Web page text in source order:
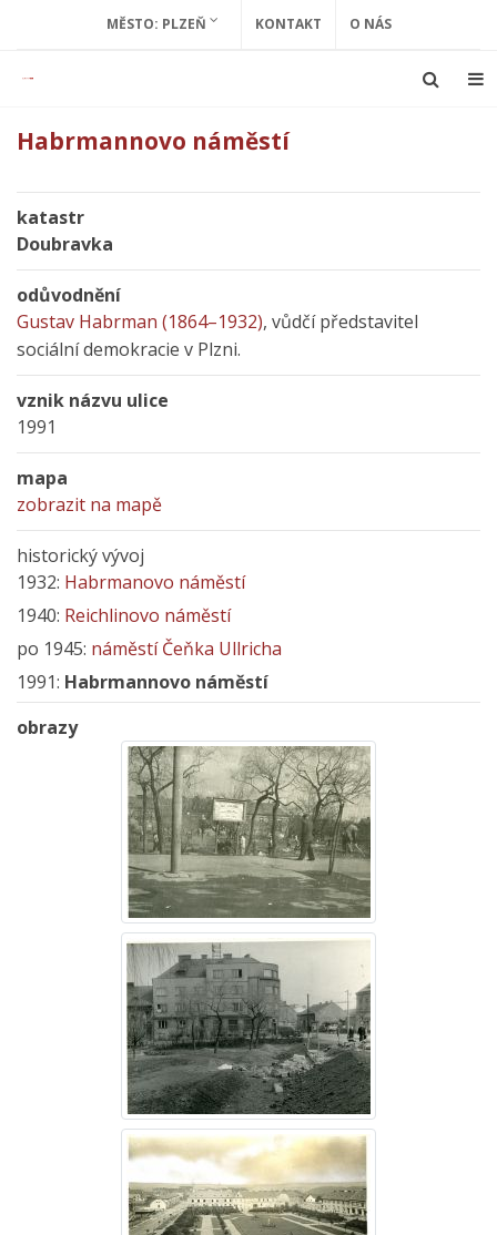
MĚSTO: PLZEŇ KONTAKT O NÁS
Habrmannovo náměstí
katastr
Doubravka
odůvodnění
Gustav Habrman (1864–1932), vůdčí představitel
sociální demokracie v Plzni.
vznik názvu ulice
1991
mapa
zobrazit na mapě
historický vývoj
1932: Habrmanovo náměstí
1940: Reichlinovo náměstí
po 1945: náměstí Čeňka Ullricha
1991: Habrmannovo náměstí
obrazy